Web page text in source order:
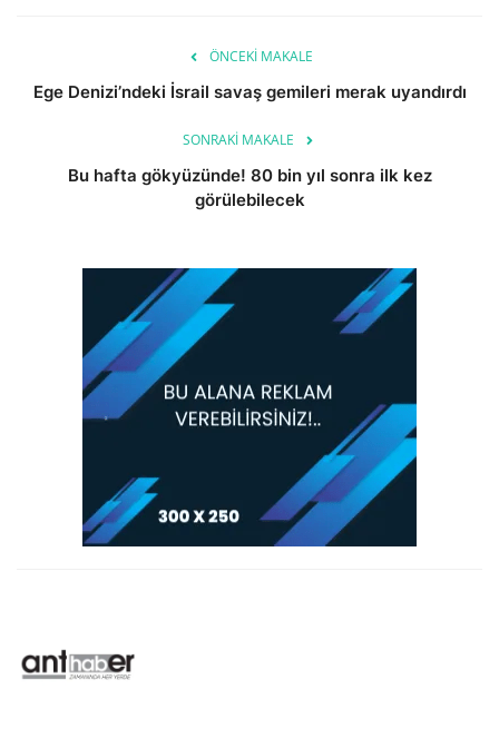
ÖNCEKI MAKALE
Ege Denizi’ndeki İsrail savaş gemileri merak uyandırdı
SONRAKI MAKALE
Bu hafta gökyüzünde! 80 bin yıl sonra ilk kez
görülebilecek